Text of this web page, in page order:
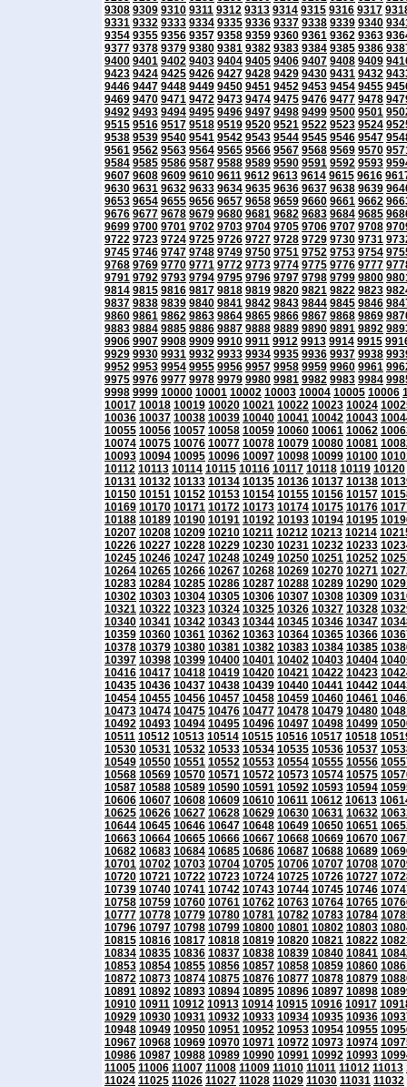
9308 9309 9310 9311 9312 9313 9314 9315 9316 9317
9331 9332 9333 9334 9335 9336 9337 9338 9339 9340
9354 9355 9356 9357 9358 9359 9360 9361 9362 9363
9377 9378 9379 9380 9381 9382 9383 9384 9385 9386
9400 9401 9402 9403 9404 9405 9406 9407 9408 9409
9423 9424 9425 9426 9427 9428 9429 9430 9431 9432
9446 9447 9448 9449 9450 9451 9452 9453 9454 9455
9469 9470 9471 9472 9473 9474 9475 9476 9477 9478
9492 9493 9494 9495 9496 9497 9498 9499 9500 9501
9515 9516 9517 9518 9519 9520 9521 9522 9523 9524
9538 9539 9540 9541 9542 9543 9544 9545 9546 9547
9561 9562 9563 9564 9565 9566 9567 9568 9569 9570
9584 9585 9586 9587 9588 9589 9590 9591 9592 9593
9607 9608 9609 9610 9611 9612 9613 9614 9615 9616
9630 9631 9632 9633 9634 9635 9636 9637 9638 9639
9653 9654 9655 9656 9657 9658 9659 9660 9661 9662
9676 9677 9678 9679 9680 9681 9682 9683 9684 9685
9699 9700 9701 9702 9703 9704 9705 9706 9707 9708
9722 9723 9724 9725 9726 9727 9728 9729 9730 9731
9745 9746 9747 9748 9749 9750 9751 9752 9753 9754
9768 9769 9770 9771 9772 9773 9774 9775 9776 9777
9791 9792 9793 9794 9795 9796 9797 9798 9799 9800
9814 9815 9816 9817 9818 9819 9820 9821 9822 9823
9837 9838 9839 9840 9841 9842 9843 9844 9845 9846
9860 9861 9862 9863 9864 9865 9866 9867 9868 9869
9883 9884 9885 9886 9887 9888 9889 9890 9891 9892
9906 9907 9908 9909 9910 9911 9912 9913 9914 9915
9929 9930 9931 9932 9933 9934 9935 9936 9937 9938
9952 9953 9954 9955 9956 9957 9958 9959 9960 9961
9975 9976 9977 9978 9979 9980 9981 9982 9983 9984
9998 9999 10000 10001 10002 10003 10004 10005 10006
10017 10018 10019 10020 10021 10022 10023 10024
10036 10037 10038 10039 10040 10041 10042 10043
10055 10056 10057 10058 10059 10060 10061 10062
10074 10075 10076 10077 10078 10079 10080 10081
10093 10094 10095 10096 10097 10098 10099 10100
10112 10113 10114 10115 10116 10117 10118 10119 10120
10131 10132 10133 10134 10135 10136 10137 10138
10150 10151 10152 10153 10154 10155 10156 10157
10169 10170 10171 10172 10173 10174 10175 10176
10188 10189 10190 10191 10192 10193 10194 10195
10207 10208 10209 10210 10211 10212 10213 10214
10226 10227 10228 10229 10230 10231 10232 10233
10245 10246 10247 10248 10249 10250 10251 10252
10264 10265 10266 10267 10268 10269 10270 10271
10283 10284 10285 10286 10287 10288 10289 10290
10302 10303 10304 10305 10306 10307 10308 10309
10321 10322 10323 10324 10325 10326 10327 10328
10340 10341 10342 10343 10344 10345 10346 10347
10359 10360 10361 10362 10363 10364 10365 10366
10378 10379 10380 10381 10382 10383 10384 10385
10397 10398 10399 10400 10401 10402 10403 10404
10416 10417 10418 10419 10420 10421 10422 10423
10435 10436 10437 10438 10439 10440 10441 10442
10454 10455 10456 10457 10458 10459 10460 10461
10473 10474 10475 10476 10477 10478 10479 10480
10492 10493 10494 10495 10496 10497 10498 10499
10511 10512 10513 10514 10515 10516 10517 10518
10530 10531 10532 10533 10534 10535 10536 10537
10549 10550 10551 10552 10553 10554 10555 10556
10568 10569 10570 10571 10572 10573 10574 10575
10587 10588 10589 10590 10591 10592 10593 10594
10606 10607 10608 10609 10610 10611 10612 10613
10625 10626 10627 10628 10629 10630 10631 10632
10644 10645 10646 10647 10648 10649 10650 10651
10663 10664 10665 10666 10667 10668 10669 10670
10682 10683 10684 10685 10686 10687 10688 10689
10701 10702 10703 10704 10705 10706 10707 10708
10720 10721 10722 10723 10724 10725 10726 10727
10739 10740 10741 10742 10743 10744 10745 10746
10758 10759 10760 10761 10762 10763 10764 10765
10777 10778 10779 10780 10781 10782 10783 10784
10796 10797 10798 10799 10800 10801 10802 10803
10815 10816 10817 10818 10819 10820 10821 10822
10834 10835 10836 10837 10838 10839 10840 10841
10853 10854 10855 10856 10857 10858 10859 10860
10872 10873 10874 10875 10876 10877 10878 10879
10891 10892 10893 10894 10895 10896 10897 10898
10910 10911 10912 10913 10914 10915 10916 10917
10929 10930 10931 10932 10933 10934 10935 10936
10948 10949 10950 10951 10952 10953 10954 10955
10967 10968 10969 10970 10971 10972 10973 10974
10986 10987 10988 10989 10990 10991 10992 10993
11005 11006 11007 11008 11009 11010 11011 11012 11013
11024 11025 11026 11027 11028 11029 11030 11031 11032